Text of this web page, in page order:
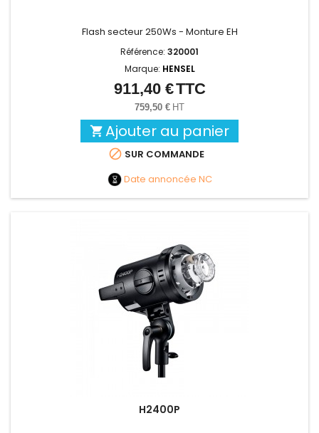
Flash secteur 250Ws - Monture EH
Référence: 320001
Marque: HENSEL
Prix
911,40 €TTC
759,50 € HT
 Ajouter au panier
 SUR COMMANDE
Date annoncée NC
H2400P